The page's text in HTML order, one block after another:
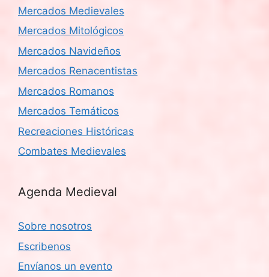
Mercados Medievales
Mercados Mitológicos
Mercados Navideños
Mercados Renacentistas
Mercados Romanos
Mercados Temáticos
Recreaciones Históricas
Combates Medievales
Agenda Medieval
Sobre nosotros
Escribenos
Envíanos un evento